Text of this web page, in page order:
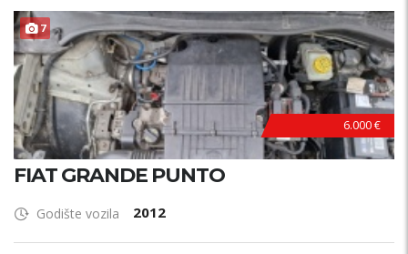
7
6.000 €
FIAT GRANDE PUNTO
Godište vozila 2012